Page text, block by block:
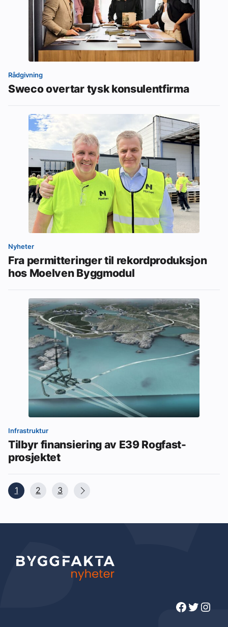
Rådgivning
Sweco overtar tysk konsulentfirma
Nyheter
Fra permitteringer til rekordproduksjon
hos Moelven Byggmodul
Infrastruktur
Tilbyr finansiering av E39 Rogfast-
prosjektet
1 2 3
Facebook Twitter Instagram